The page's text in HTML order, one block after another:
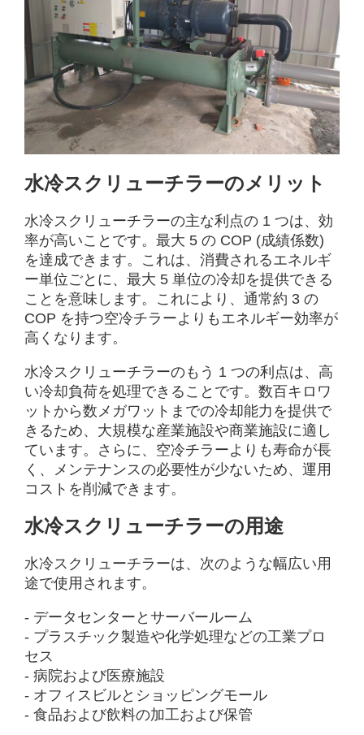
水冷スクリューチラーのメリット
水冷スクリューチラーの主な利点の 1 つは、効
率が高いことです。最大 5 の COP (成績係数)
を達成できます。これは、消費されるエネルギ
ー単位ごとに、最大 5 単位の冷却を提供できる
ことを意味します。これにより、通常約 3 の
COP を持つ空冷チラーよりもエネルギー効率が
高くなります。
水冷スクリューチラーのもう 1 つの利点は、高
い冷却負荷を処理できることです。数百キロワ
ットから数メガワットまでの冷却能力を提供で
きるため、大規模な産業施設や商業施設に適し
ています。さらに、空冷チラーよりも寿命が長
く、メンテナンスの必要性が少ないため、運用
コストを削減できます。
水冷スクリューチラーの用途
水冷スクリューチラーは、次のような幅広い用
途で使用されます。
- データセンターとサーバールーム
- プラスチック製造や化学処理などの工業プロ
セス
- 病院および医療施設
- オフィスビルとショッピングモール
- 食品および飲料の加工および保管